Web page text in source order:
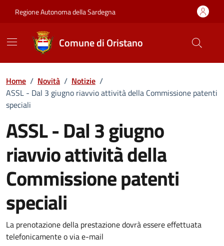
Regione Autonoma della Sardegna
Comune di Oristano
Home / Novità / Notizie /
ASSL - Dal 3 giugno riavvio attività della Commissione patenti
speciali
ASSL - Dal 3 giugno
riavvio attività della
Commissione patenti
speciali
Dettagli della notizia
La prenotazione della prestazione dovrà essere effettuata
telefonicamente o via e-mail